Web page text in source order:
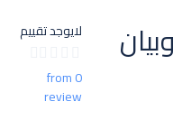
لايوجد تقييم
from 0
review